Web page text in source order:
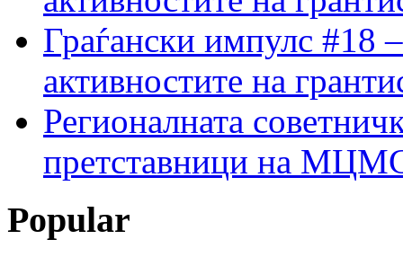
Граѓански импулс #18
активностите на
Регионалната
претставници на МЦМС
Popular